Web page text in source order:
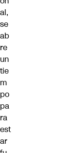
al,
se
ab
re
un
tie
m
po
pa
ra
est
ar